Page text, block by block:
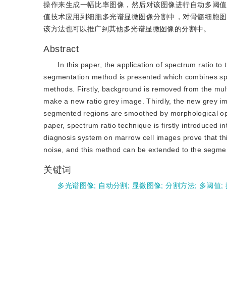
操作来生成一幅比率图像，然后对该图像进行自动多阈
值技术应用到细胞多光谱显微图像分割中，对骨髓细胞
该方法也可以推广到其他多光谱显微图像的分割中。
Abstract
In this paper, the application of spectrum ratio
segmentation method is presented which combines
methods. Firstly, background is removed from the
make a new ratio grey image. Thirdly, the new grey
segmented regions are smoothed by morphological
paper, spectrum ratio technique is firstly introduced
diagnosis system on marrow cell images prove that
noise, and this method can be extended to the
关键词
多光谱图像; 自动分割 ; 显微图像;分割方法; 多阈值;